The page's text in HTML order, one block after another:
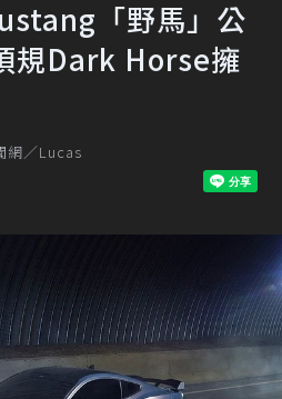
「野馬」公
Dark Horse擁
網／Lucas